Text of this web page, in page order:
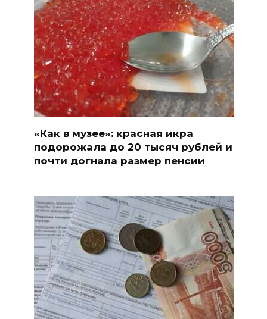
«Как в музее»: красная икра
подорожала до 20 тысяч рублей и
почти догнала размер пенсии